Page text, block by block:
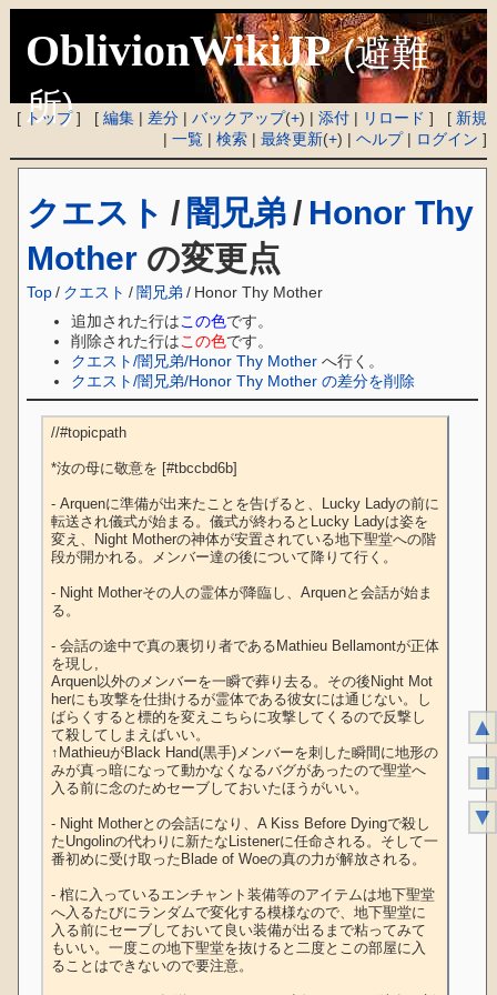
OblivionWikiJP (避難
所)
[ トップ] [編集 | 差分 |バックアップ(+) |添付 | リロード ] [ 新規
|一覧 |検索 |最終更新(+) |ヘルプ| ログイン ]
クエスト / 闇兄弟 / Honor Thy
Mother の変更点
Top / クエスト /闇兄弟 / Honor Thy Mother
追加された行はこの色です。
削除された行はこの色です。
クエスト/闇兄弟/Honor Thy Mother へ行く。
クエスト/闇兄弟/Honor Thy Mother の差分を削除
//#topicpath
*汝の母に敬意を [#tbccbd6b]
- Arquenに準備が出来たことを告げると、Lucky Ladyの前に
転送され儀式が始まる。儀式が終わるとLucky Ladyは姿を
変え、Night Motherの神体が安置されている地下聖堂への階
段が開かれる。メンバー達の後について降りて行く。
- Night Motherその人の霊体が降臨し、Arquenと会話が始ま
る。
- 会話の途中で真の裏切り者であるMathieu Bellamontが正体
を現し,
Arquen以外のメンバーを一瞬で葬り去る。その後Night Mot
herにも攻撃を仕掛けるが霊体である彼女には通じない。し
ばらくすると標的を変えこちらに攻撃してくるので反撃し
て殺してしまえばいい。
↑MathieuがBlack Hand(黒手)メンバーを刺した瞬間に地形の
みが真っ暗になって動かなくなるバグがあったので聖堂へ
入る前に念のためセーブしておいたほうがいい。
- Night Motherとの会話になり、A Kiss Before Dyingで殺し
たUngolinの代わりに新たなListenerに任命される。そして一
番初めに受け取ったBlade of Woeの真の力が解放される。
- 棺に入っているエンチャント装備等のアイテムは地下聖堂
へ入るたびにランダムで変化する模様なので、地下聖堂に
入る前にセーブしておいて良い装備が出るまで粘ってみて
もいい。一度この地下聖堂を抜けると二度とこの部屋に入
ることはできないので要注意。
▲
■
▼